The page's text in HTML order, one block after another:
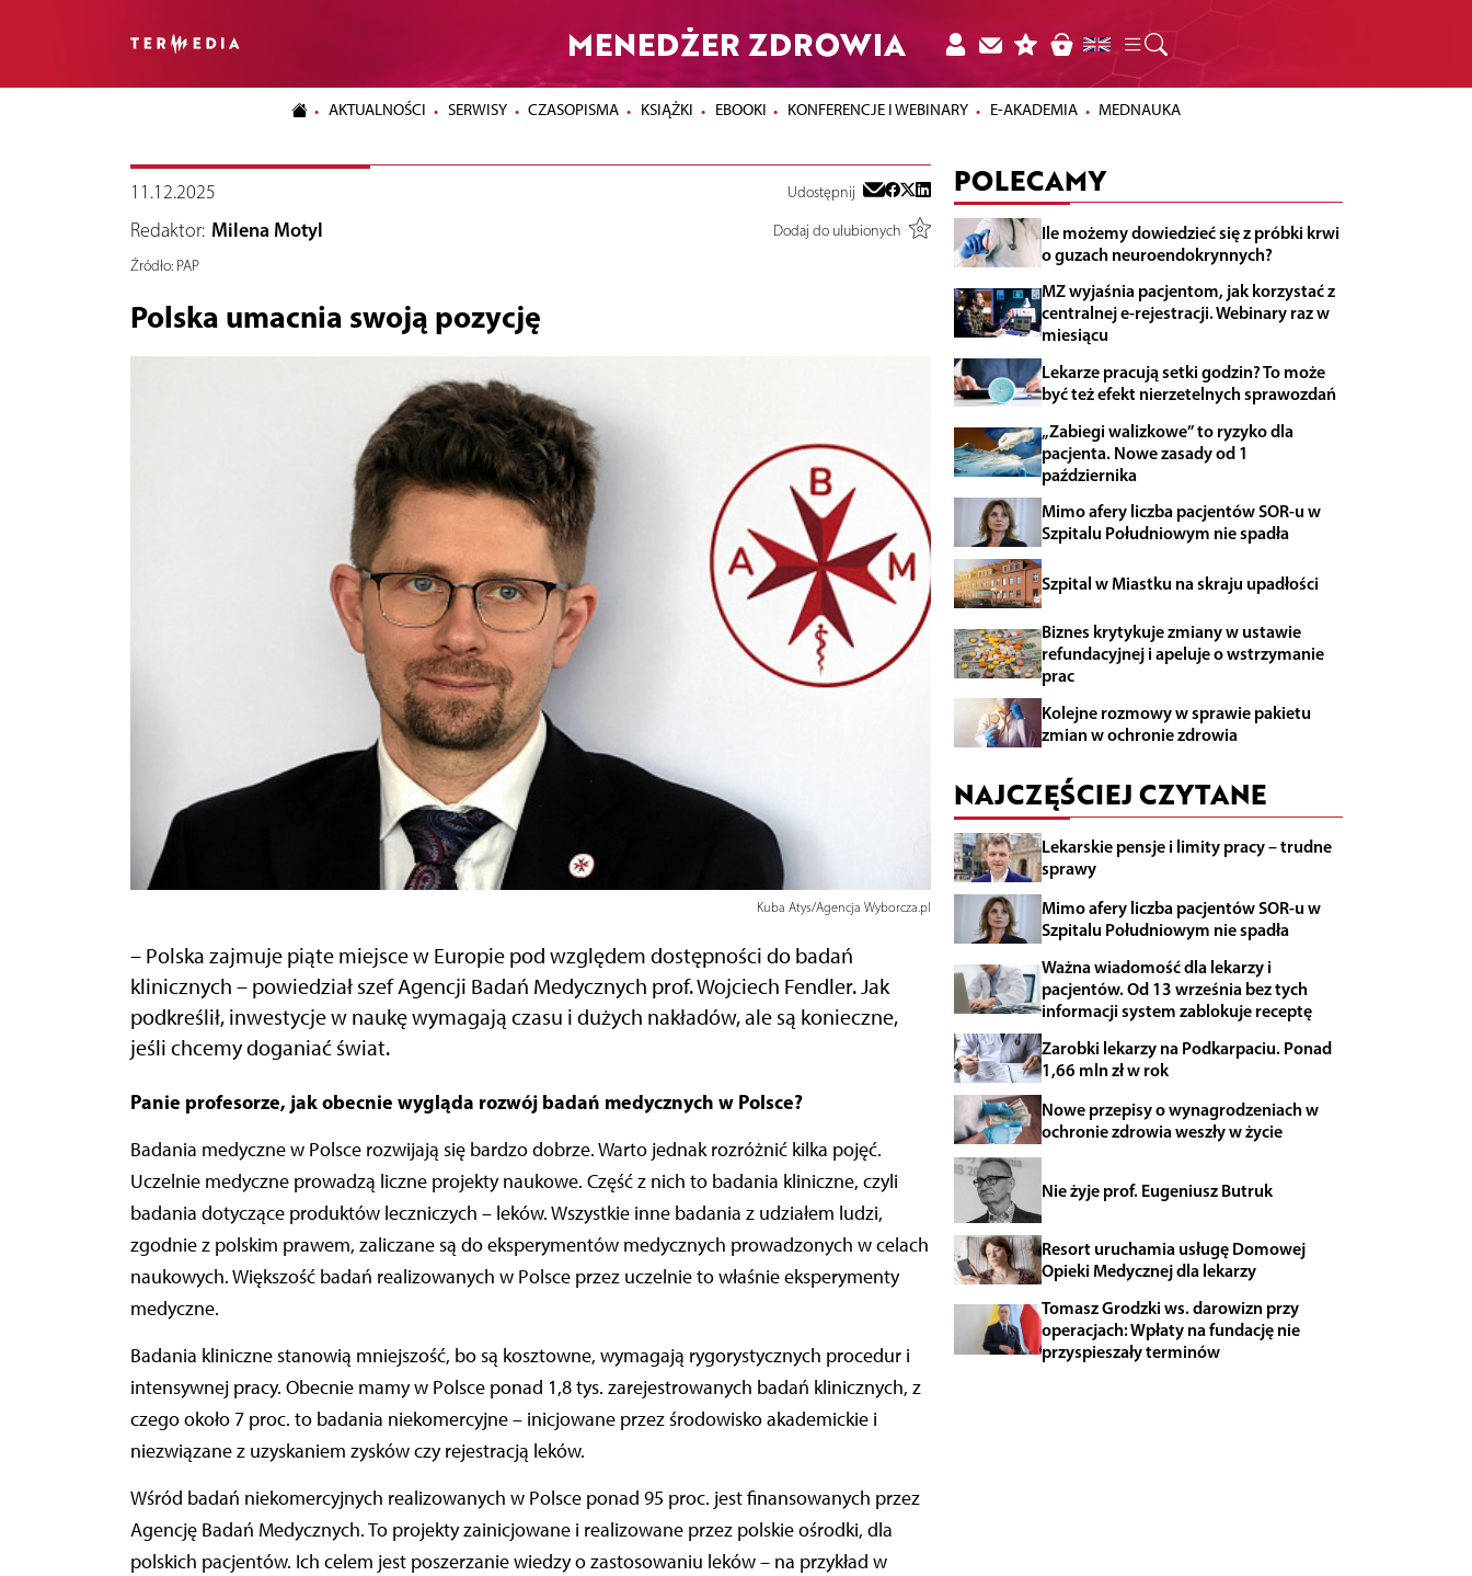
MENEDŻER ZDROWIA
AKTUALNOŚCI SERWISY CZASOPISMA KSIĄŻKI EBOOKI KONFERENCJE I WEBINARY E-AKADEMIA MEDNAUKA
11.12.2025 Udostępnij
Redaktor: Milena Motyl
Dodaj do ulubionych
Źródło:PAP
Polska umacnia swoją pozycję
Kuba Atys/Agencja Wyborcza.pl
– Polska zajmuje piąte miejsce w Europie pod względem dostępności do badań
klinicznych – powiedział szef Agencji Badań Medycznych prof. Wojciech Fendler. Jak
podkreślił, inwestycje w naukę wymagają czasu i dużych nakładów, ale są konieczne,
jeśli chcemy doganiać świat.
Panie profesorze, jak obecnie wygląda rozwój badań medycznych w Polsce?
Badania medyczne w Polsce rozwijają się bardzo dobrze. Warto jednak rozróżnić kilka pojęć.
Uczelnie medyczne prowadzą liczne projekty naukowe. Część z nich to badania kliniczne, czyli
badania dotyczące produktów leczniczych – leków. Wszystkie inne badania z udziałem ludzi,
zgodnie z polskim prawem, zaliczane są do eksperymentów medycznych prowadzonych w celach
naukowych. Większość badań realizowanych w Polsce przez uczelnie to właśnie eksperymenty
medyczne.
Badania kliniczne stanowią mniejszość, bo są kosztowne, wymagają rygorystycznych procedur i
intensywnej pracy. Obecnie mamy w Polsce ponad 1,8 tys. zarejestrowanych badań klinicznych, z
czego około 7 proc. to badania niekomercyjne – inicjowane przez środowisko akademickie i
niezwiązane z uzyskaniem zysków czy rejestracją leków.
Wśród badań niekomercyjnych realizowanych w Polsce ponad 95 proc. jest finansowanych przez
Agencję Badań Medycznych. To projekty zainicjowane i realizowane przez polskie ośrodki, dla
polskich pacjentów. Ich celem jest poszerzanie wiedzy o zastosowaniu leków – na przykład w
POLECAMY
Ile możemy dowiedzieć się z próbki krwi
o guzach neuroendokrynnych?
MZ wyjaśnia pacjentom, jak korzystać z
centralnej e-rejestracji. Webinary raz w
miesiącu
Lekarze pracują setki godzin? To może
być też efekt nierzetelnych sprawozdań
„Zabiegi walizkowe” to ryzyko dla
pacjenta. Nowe zasady od 1
października
Mimo afery liczba pacjentów SOR-u w
Szpitalu Południowym nie spadła
Szpital w Miastku na skraju upadłości
Biznes krytykuje zmiany w ustawie
refundacyjnej i apeluje o wstrzymanie
prac
Kolejne rozmowy w sprawie pakietu
zmian w ochronie zdrowia
NAJCZĘŚCIEJ CZYTANE
Lekarskie pensje i limity pracy – trudne
sprawy
Mimo afery liczba pacjentów SOR-u w
Szpitalu Południowym nie spadła
Ważna wiadomość dla lekarzy i
pacjentów. Od 13 września bez tych
informacji system zablokuje receptę
Zarobki lekarzy na Podkarpaciu. Ponad
1,66 mln zł w rok
Nowe przepisy o wynagrodzeniach w
ochronie zdrowia weszły w życie
Nie żyje prof. Eugeniusz Butruk
Resort uruchamia usługę Domowej
Opieki Medycznej dla lekarzy
Tomasz Grodzki ws. darowizn przy
operacjach: Wpłaty na fundację nie
przyspieszały terminów